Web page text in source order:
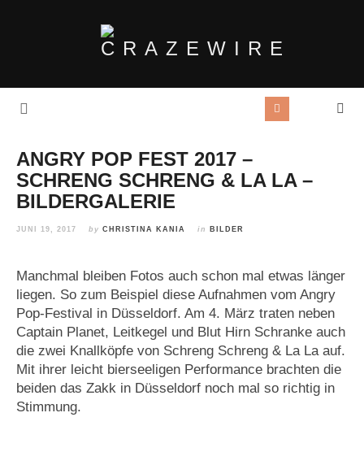
ANGRY POP FEST 2017 –
SCHRENG SCHRENG & LA LA –
BILDERGALERIE
JUNI 19, 2017 by CHRISTINA KANIA in BILDER
Manchmal bleiben Fotos auch schon mal etwas länger
liegen. So zum Beispiel diese Aufnahmen vom Angry
Pop-Festival in Düsseldorf. Am 4. März traten neben
Captain Planet, Leitkegel und Blut Hirn Schranke auch
die zwei Knallköpfe von Schreng Schreng & La La auf.
Mit ihrer leicht bierseeligen Performance brachten die
beiden das Zakk in Düsseldorf noch mal so richtig in
Stimmung.